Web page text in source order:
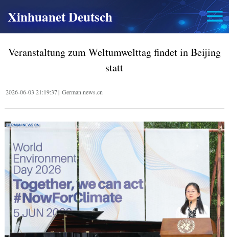
Xinhuanet Deutsch
Veranstaltung zum Weltumwelttag findet in Beijing
statt
2026-06-03 21:19:37| German.news.cn